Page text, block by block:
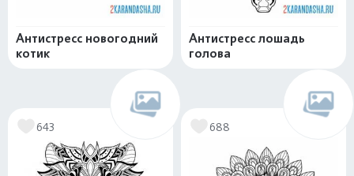
Антистресс новогодний
котик
Антистресс лошадь
голова
643 688